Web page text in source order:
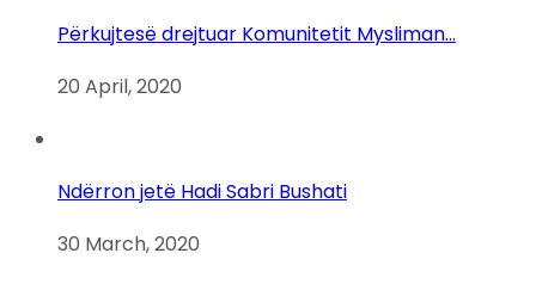
Përkujtesë drejtuar Komunitetit Mysliman…
20 April, 2020
Ndërron jetë Hadi Sabri Bushati
30 March, 2020